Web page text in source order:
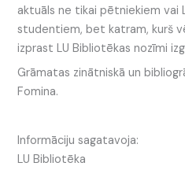
aktuāls ne tikai pētniekiem vai
studentiem, bet katram, kurš
izprast LU Bibliotēkas nozīmi
Grāmatas zinātniskā un
Fomina.
Informāciju sagatavoja:
LU Bibliotēka